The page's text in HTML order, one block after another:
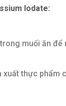
Iodate:
muối ăn để
xuất thực phẩm